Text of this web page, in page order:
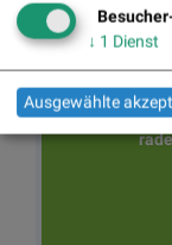
rade
↓ 1 Dienst
Ausgewählte